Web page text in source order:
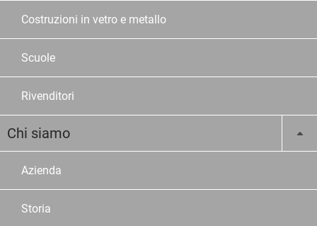
Costruzioni in vetro e metallo
Scuole
Rivenditori
Chi siamo
Azienda
Storia